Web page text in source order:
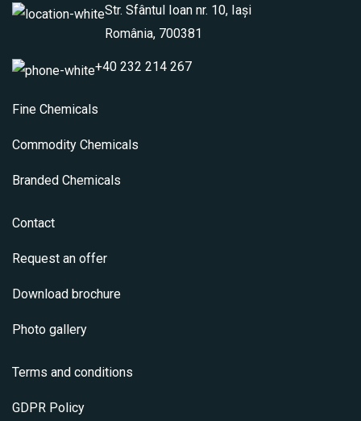
Str. Sfântul Ioan nr. 10, Iași
România, 700381
+40 232 214 267
Fine Chemicals
Commodity Chemicals
Branded Chemicals
Contact
Request an offer
Download brochure
Photo gallery
Terms and conditions
GDPR Policy